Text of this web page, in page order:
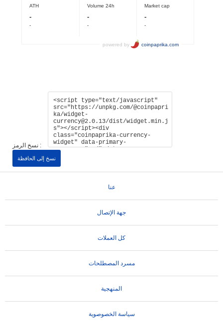
نسخ الرمز :
نسخ إلى الحافظة
عنا
جهة الإتصال
كل العملات
مسرد المصطلحات
المنهجية
سياسة الخصوصوية